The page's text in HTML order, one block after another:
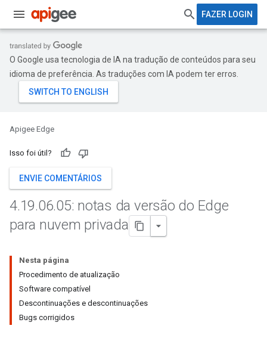
FAZER LOGIN
O Google usa tecnologia de IA na tradução de conteúdos para seu
idioma de preferência. As traduções com IA podem ter erros.
Apigee Edge
Isso foi útil?
ENVIE COMENTÁRIOS
4.19.06.05: notas da versão do Edge
para nuvem privada
Nesta página
Procedimento de atualização
Software compatível
Descontinuações e descontinuações
Bugs corrigidos